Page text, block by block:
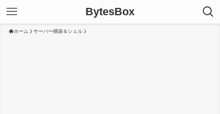
BytesBox
ホーム サーバー構築＆シェル